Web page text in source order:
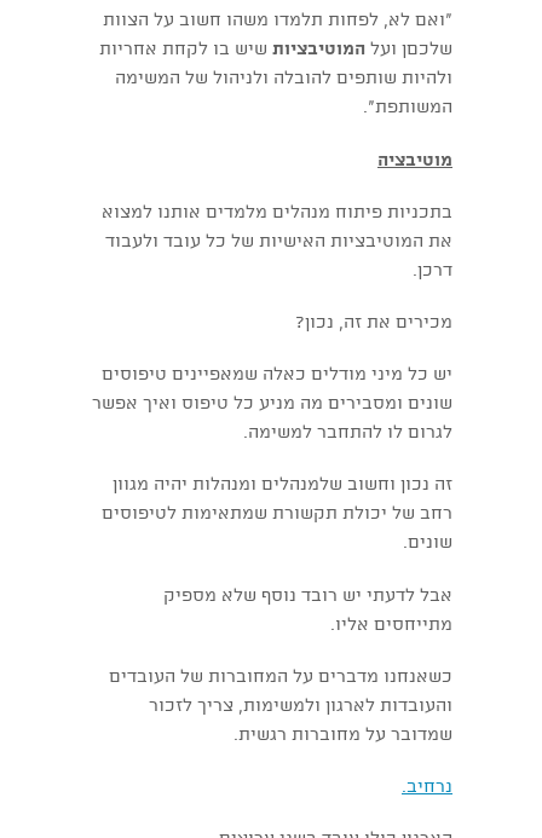
"ואם לא, לפחות תלמדו משהו חשוב על הצוות
שלכםן ועל המוטיבציות שיש בו לקחת אחריות
ולהיות שותפים להובלה ולניהול של המשימה
המשותפת".
מוטיבציה
בתכניות פיתוח מנהלים מלמדים אותנו למצוא
את המוטיבציות האישיות של כל עובד ולעבוד
דרכן.
מכירים את זה, נכון?
יש כל מיני מודלים כאלה שמאפיינים טיפוסים
שונים ומסבירים מה מניע כל טיפוס ואיך אפשר
לגרום לו להתחבר למשימה.
זה נכון וחשוב שלמנהלים ומנהלות יהיה מגוון
רחב של יכולת תקשורת שמתאימות לטיפוסים
שונים.
אבל לדעתי יש רובד נוסף שלא מספיק
מתייחסים אליו.
כשאנחנו מדברים על המחוברות של העובדים
והעובדות לארגון ולמשימות, צריך לזכור
שמדובר על מחוברות רגשית.
נרחיב.